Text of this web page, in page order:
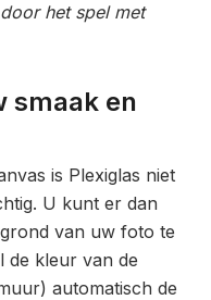
het spel met
smaak en
is Plexiglas niet
U kunt er dan
van uw foto te
de kleur van de
automatisch de